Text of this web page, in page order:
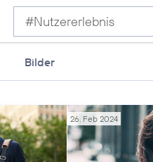
Bilder
26. Feb 2024